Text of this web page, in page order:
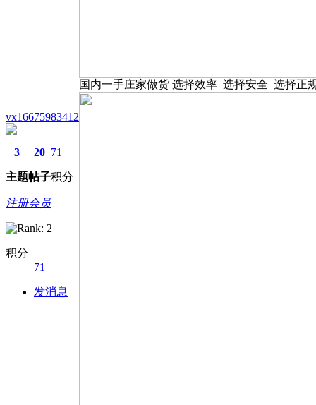
vx16675983412
3
主题
20
帖子
71
积分
注册会员
积分
71
发消息
国内一手庄家做货 选择效率 选择安全 选择正